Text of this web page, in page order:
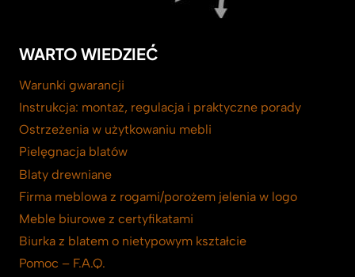
WARTO WIEDZIEĆ
Warunki gwarancji
Instrukcja: montaż, regulacja i praktyczne porady
Ostrzeżenia w użytkowaniu mebli
Pielęgnacja blatów
Blaty drewniane
Firma meblowa z rogami/porożem jelenia w logo
Meble biurowe z certyfikatami
Biurka z blatem o nietypowym kształcie
Pomoc – F.A.Q.